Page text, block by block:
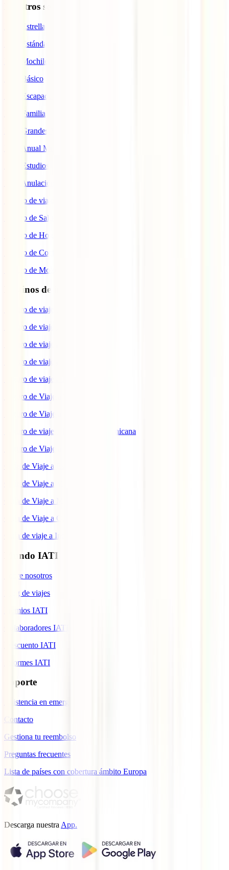
Nuestros seguros
IATI Estrella
IATI Estándar
IATI Mochilero
IATI Básico
IATI Escapadas
IATI Familia
IATI Grandes Viajeros
IATI Anual Multiviaje
IATI Estudios
IATI Anulación Premium
Seguro de viaje COVID
Seguro de Salud
Seguro de Hogar
Seguro de Coche
Seguro de Moto
Destinos de interés
Seguro de viaje a EEUU
Seguro de viaje a Indonesia
Seguro de viaje a Marruecos
Seguro de viaje a Reino Unido
Seguro de viaje a México
Seguro de Viaje a Tailandia
Seguro de Viaje a China
Seguro de viaje a República Dominicana
Seguro de Viaje a Colombia
Guía de Viaje a Estados Unidos
Guía de Viaje a México
Guía de Viaje a Marruecos
Guía de Viaje a Cuba
Guía de viaje a Indonesia
Mundo IATI
Sobre nosotros
Blog de viajes
Premios IATI
Colaboradores IATI
Descuento IATI
Informes IATI
Soporte
Asistencia en emergencias
Contacto
Gestiona tu reembolso
Preguntas frecuentes
Lista de países con cobertura ámbito Europa
Descarga nuestra App.